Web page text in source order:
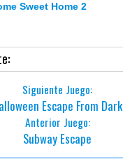
Sweet Home 2
Siguiente Juego:
Escape From Dark
Anterior Juego:
Subway Escape